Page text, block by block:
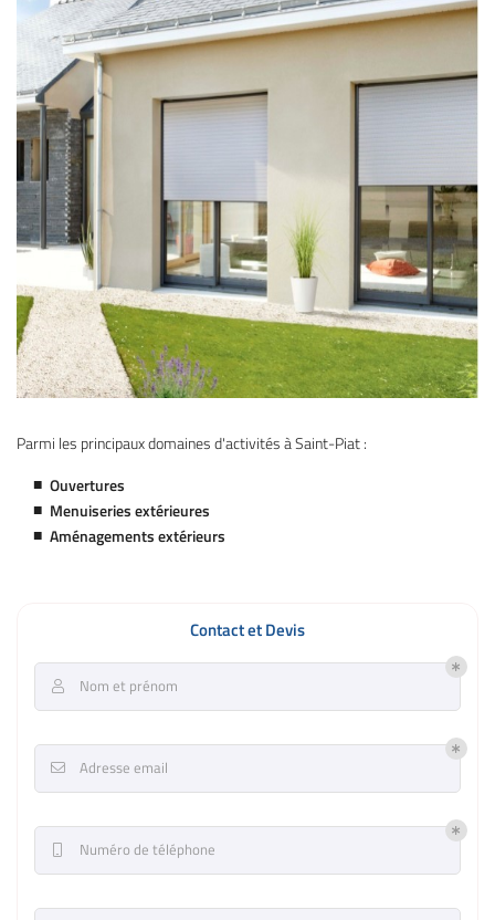
Parmi les principaux domaines d'activités à Saint-Piat :
Ouvertures
Menuiseries extérieures
Aménagements extérieurs
Contact et Devis
 Nom et prénom
 Adresse email
Numéro de téléphone